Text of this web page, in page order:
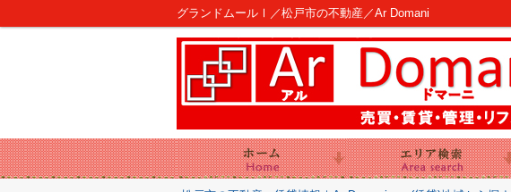
グランドムールⅠ／松戸市の不動産／Ar Domani